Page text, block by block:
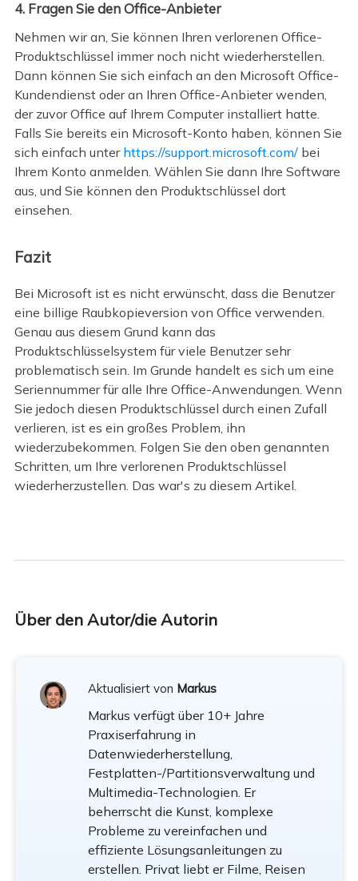
4. Fragen Sie den Office-Anbieter
Nehmen wir an, Sie können Ihren verlorenen Office-
Produktschlüssel immer noch nicht wiederherstellen.
Dann können Sie sich einfach an den Microsoft Office-
Kundendienst oder an Ihren Office-Anbieter wenden,
der zuvor Office auf Ihrem Computer installiert hatte.
Falls Sie bereits ein Microsoft-Konto haben, können Sie
sich einfach unter https://support.microsoft.com/ bei
Ihrem Konto anmelden. Wählen Sie dann Ihre Software
aus, und Sie können den Produktschlüssel dort
einsehen.
Fazit
Bei Microsoft ist es nicht erwünscht, dass die Benutzer
eine billige Raubkopieversion von Office verwenden.
Genau aus diesem Grund kann das
Produktschlüsselsystem für viele Benutzer sehr
problematisch sein. Im Grunde handelt es sich um eine
Seriennummer für alle Ihre Office-Anwendungen. Wenn
Sie jedoch diesen Produktschlüssel durch einen Zufall
verlieren, ist es ein großes Problem, ihn
wiederzubekommen. Folgen Sie den oben genannten
Schritten, um Ihre verlorenen Produktschlüssel
wiederherzustellen. Das war's zu diesem Artikel.
Über den Autor/die Autorin
Aktualisiert von Markus
Markus verfügt über 10+ Jahre
Praxiserfahrung in
Datenwiederherstellung,
Festplatten-/Partitionsverwaltung und
Multimedia-Technologien. Er
beherrscht die Kunst, komplexe
Probleme zu vereinfachen und
effiziente Lösungsanleitungen zu
erstellen. Privat liebt er Filme, Reisen